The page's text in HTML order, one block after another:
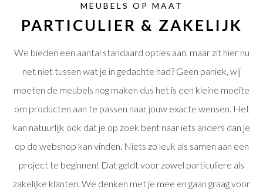
MEUBELS OP MAAT
PARTICULIER & ZAKELIJK
We bieden een aantal standaard opties aan, maar zit hier nu
net niet tussen wat je in gedachte had? Geen paniek, wij
moeten de meubels nog maken dus het is een kleine moeite
om producten aan te passen naar jouw exacte wensen. Het
kan natuurlijk ook dat je op zoek bent naar iets anders dan je
op de webshop kan vinden. Niets zo leuk als samen aan een
project te beginnen! Dat geldt voor zowel particuliere als
zakelijke klanten. We denken met je mee en gaan graag voor